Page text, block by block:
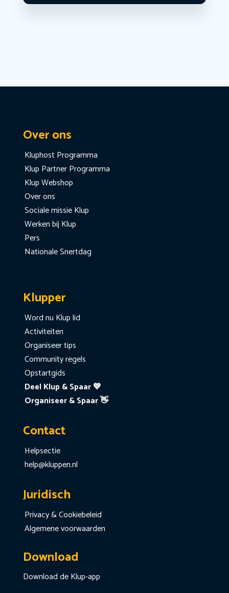
Over ons
Kluphost Programma
Klup Partner Programma
Klup Webshop
Over ons
Sociale missie Klup
Werken bij Klup
Pers
Nationale Snertdag
Klupper
Word nu Klup lid
Activiteiten
Organiseer tips
Community regels
Opstartgids
Deel Klup & Spaar 💙
Organiseer & Spaar 👋
Contact
Helpsectie
help@kluppen.nl
Juridisch
Privacy & Cookiebeleid
Algemene voorwaarden
Download
Download de Klup-app